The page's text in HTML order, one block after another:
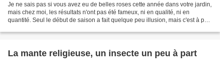
Je ne sais pas si vous avez eu de belles roses cette année dans votre jardin,
mais chez moi, les résultats n'ont pas été fameux, ni en qualité, ni en
quantité. Seul le début de saison a fait quelque peu illusion, mais c'est à peu
La mante religieuse, un insecte un peu à part